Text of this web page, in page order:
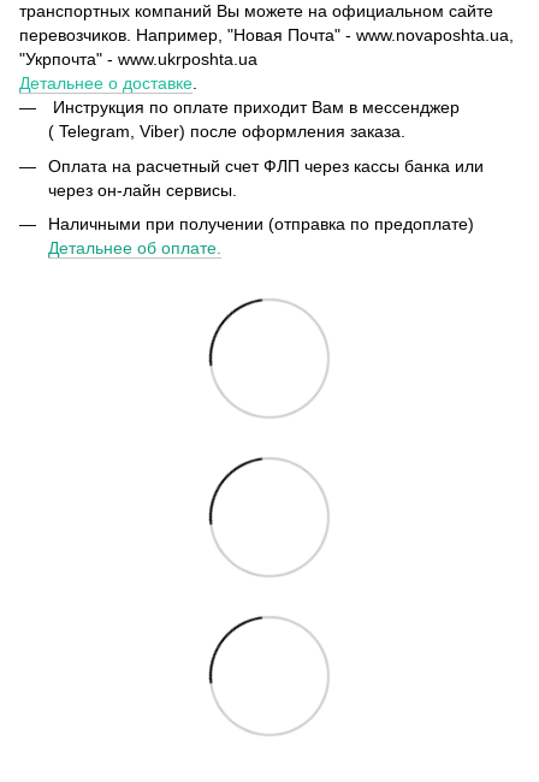
транспортных компаний Вы можете на официальном сайте
перевозчиков. Например, "Новая Почта" - www.novaposhta.ua,
"Укрпочта" - www.ukrposhta.ua
Детальнее о доставке
Инструкция по оплате приходит Вам в мессенджер
( Telegram, Viber) после оформления заказа.
Оплата на расчетный счет ФЛП через кассы банка или
через он-лайн сервисы.
Наличными при получении (отправка по предоплате)
Детальнее об оплате.